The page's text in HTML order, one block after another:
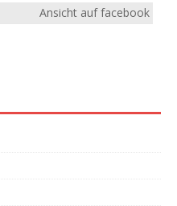
Ansicht auf facebook